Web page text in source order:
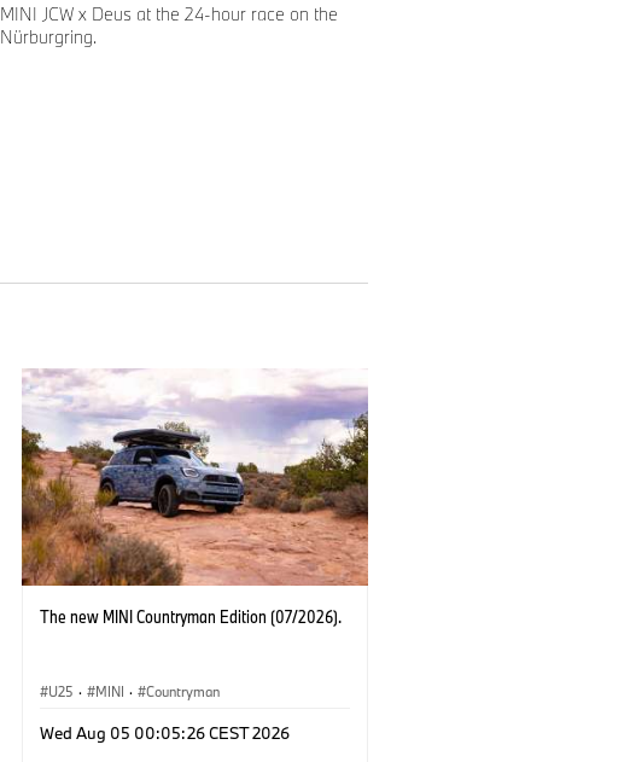
MINI JCW x Deus at the 24-hour race on the
Nürburgring.
The new MINI Countryman Edition (07/2026).
U25 · MINI · Countryman
Wed Aug 05 00:05:26 CEST 2026